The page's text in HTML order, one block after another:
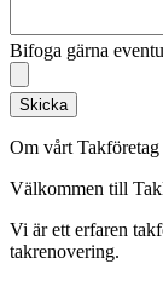
Bifoga gärna
Skicka
Om vårt Takföretag
Välkommen till
Vi är ett erfaren
takrenovering.